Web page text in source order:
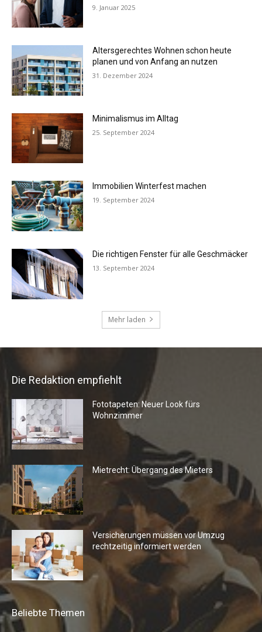
Die Redaktion empfiehlt
Fototapeten: Neuer Look fürs
Wohnzimmer
Mietrecht: Übergang des Mieters
Versicherungen müssen vor Umzug
rechtzeitig informiert werden
Beliebte Themen